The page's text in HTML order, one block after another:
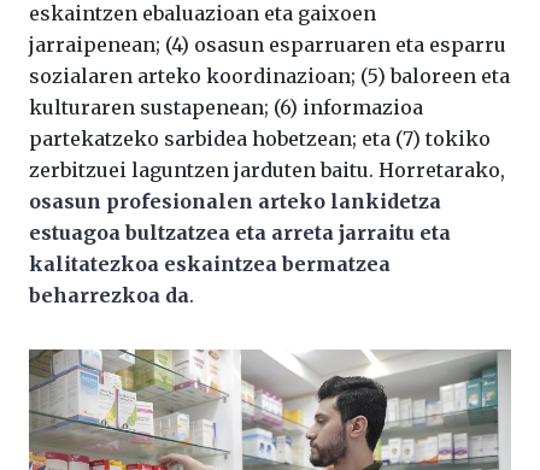
eskaintzen ebaluazioan eta gaixoen
jarraipenean; (4) osasun esparruaren eta esparru
sozialaren arteko koordinazioan; (5) baloreen eta
kulturaren sustapenean; (6) informazioa
partekatzeko sarbidea hobetzean; eta (7) tokiko
zerbitzuei laguntzen jarduten baitu. Horretarako,
osasun profesionalen arteko lankidetza
estuagoa bultzatzea eta arreta jarraitu eta
kalitatezkoa eskaintzea bermatzea
beharrezkoa da.